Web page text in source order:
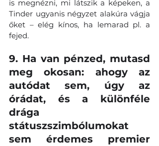
is megnézni, mi látszik a képeken, a
Tinder ugyanis négyzet alakúra vágja
őket – elég kínos, ha lemarad pl. a
fejed.
9. Ha van pénzed, mutasd
meg okosan: ahogy az
autódat sem, úgy az
órádat, és a különféle
drága
státuszszimbólumokat
sem érdemes premier